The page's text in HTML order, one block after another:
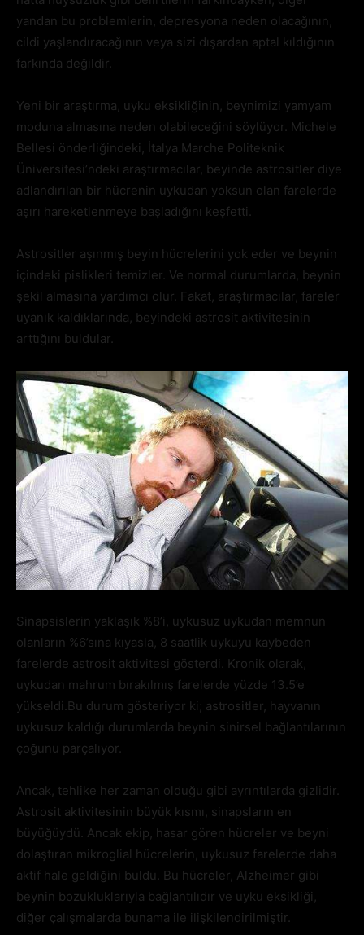
yandan bu problemlerin, depresyona neden olacağının,
cildi yaşlandıracağının veya sizi dışardan aptal kıldığının
farkında değildir.
Yeni bir araştırma, uyku eksikliğinin, beynimizi yamyam
moduna almasına neden olabileceğini söylüyor. Michele
Bellesi önderliğindeki, İtalya Marche Politeknik
Üniversitesi’ndeki araştırmacılar, beyinde astrositler diye
adlandırılan bir hücrenin uykudan yoksun olan farelerde
aşırı hareketlenmeye başladığını keşfetti.
Astrositler aşınmış beyin hücrelerini yok eder ve beynin
içindeki pislikleri temizler. Ve normal durumlarda, beynin
şekil almasına yardımcı olur. Fakat, araştırmacılar, fareler
uyanık kaldıklarında, beyindeki astrosit aktivitesinin
arttığını buldular.
Sinapsislerin yaklaşık %8’i, uykusuz uykudan memnun
olanların %6’sına kıyasla, 8 saatlik uykuyu kaybeden
farelerde astrosit aktivitesi gösterdi. Kronik olarak,
uykudan mahrum bırakılmış farelerde yüzde 13.5’e
yükseldi.Bu durum gösteriyor ki; astrositler, hayvanın
uykusuz kaldığı durumlarda beynin sinirsel bağlantılarının
çoğunu parçalıyor.
Ancak, tehlike her zaman olduğu gibi ayrıntılarda gizlidir.
Astrosit aktivitesinin büyük kısmı, sinapsların en
büyüğüydü. Ancak ekip, hasar gören hücreler ve beyni
dolaştıran mikroglial hücrelerin, uykusuz farelerde daha
aktif hale geldiğini buldu. Bu hücreler, Alzheimer gibi
beynin bozukluklarıyla bağlantılıdır ve uyku eksikliği,
diğer çalışmalarda bunama ile ilişkilendirilmiştir.